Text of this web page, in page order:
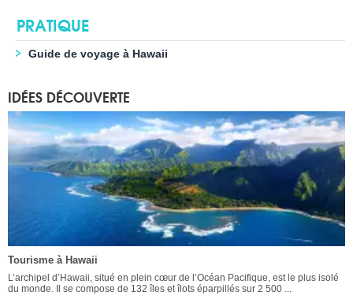
PRATIQUE
Guide de voyage à Hawaii
IDÉES DÉCOUVERTE
Tourisme à Hawaii
L’archipel d’Hawaii, situé en plein cœur de l’Océan Pacifique, est le plus isolé
du monde. Il se compose de 132 îles et îlots éparpillés sur 2 500 ...